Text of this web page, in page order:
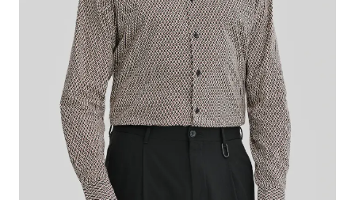
Biznes i uroczystości
Ostatnie sztuki do -80%
⏳ Topniejące rabaty: -60%